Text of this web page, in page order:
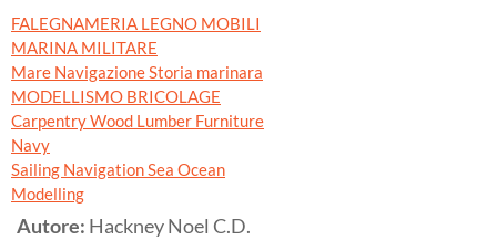
FALEGNAMERIA LEGNO MOBILI
MARINA MILITARE
Mare Navigazione Storia marinara
MODELLISMO BRICOLAGE
Carpentry Wood Lumber Furniture
Navy
Sailing Navigation Sea Ocean
Modelling
Autore: Hackney Noel C.D.